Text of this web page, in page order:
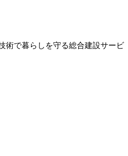
術で暮らしを守る総合建設サービ